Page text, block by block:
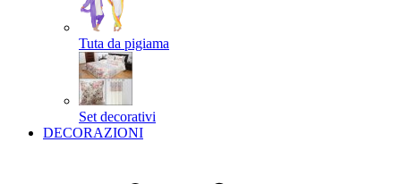
Tuta da pigiama
Set decorativi
DECORAZIONI